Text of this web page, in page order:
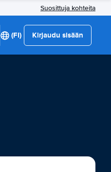
Suosittuja kohteita
(FI) Kirjaudu sisään